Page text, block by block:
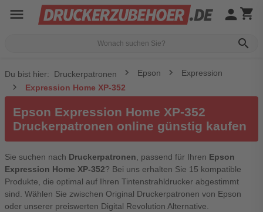
menu
search
person shopping_cart
Du bist hier: Druckerpatronen Epson
Expression
Expression Home XP-352
Epson Expression Home XP-352
Druckerpatronen online günstig kaufen
Sie suchen nach Druckerpatronen, passend für Ihren Epson
Expression Home XP-352? Bei uns erhalten Sie 15 kompatible
Produkte, die optimal auf Ihren Tintenstrahldrucker abgestimmt
sind. Wählen Sie zwischen Original Druckerpatronen von Epson
oder unserer preiswerten Digital Revolution Alternative.